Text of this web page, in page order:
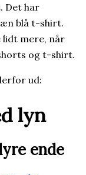
Det har
blå t-shirt.
lidt mere, når
og t-shirt.
ud:
lyn